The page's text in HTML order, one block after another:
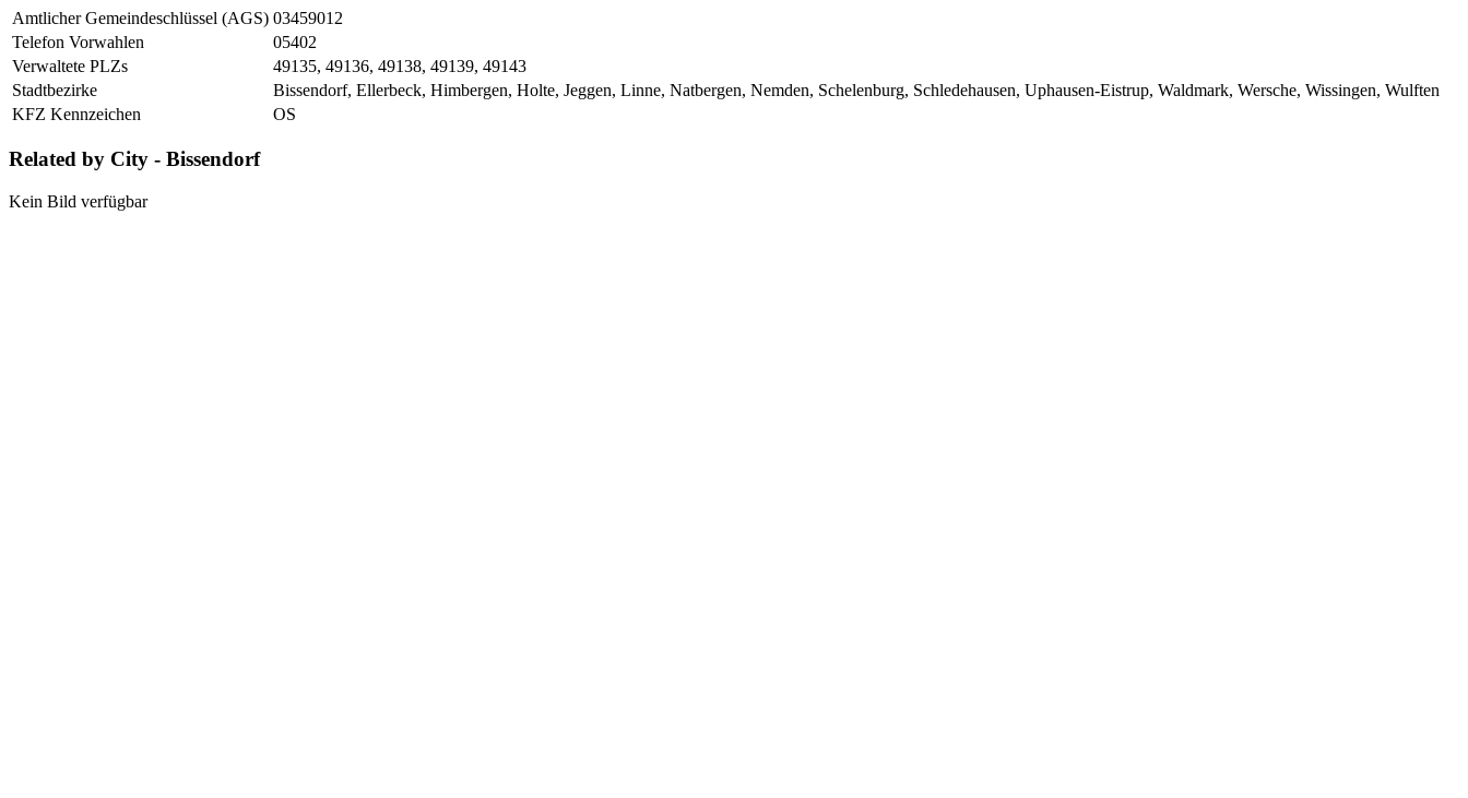
Amtlicher Gemeindeschlüssel (AGS) 03459012
Telefon Vorwahlen
05402
Verwaltete PLZs
49135, 49136, 49138, 49139, 49143
Stadtbezirke
Bissendorf, Ellerbeck, Himbergen, Holte, Jeggen, Linne, Natbergen, Nemden, Schelenburg, Schledehausen, Uphausen-Eistrup, Waldmark, Wersche, Wissingen, Wulften
KFZ Kennzeichen
OS
Related by City - Bissendorf
Kein Bild verfügbar